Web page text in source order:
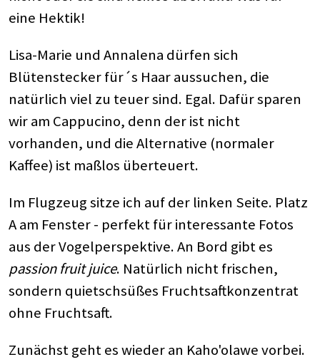
eine Hektik!
Lisa-Marie und Annalena dürfen sich
Blütenstecker für´s Haar aussuchen, die
natürlich viel zu teuer sind. Egal. Dafür sparen
wir am Cappucino, denn der ist nicht
vorhanden, und die Alternative (normaler
Kaffee) ist maßlos überteuert.
Im Flugzeug sitze ich auf der linken Seite. Platz
A am Fenster - perfekt für interessante Fotos
aus der Vogelperspektive. An Bord gibt es
passion fruit juice. Natürlich nicht frischen,
sondern quietschsüßes Fruchtsaftkonzentrat
ohne Fruchtsaft.
Zunächst geht es wieder an Kaho'olawe vorbei.